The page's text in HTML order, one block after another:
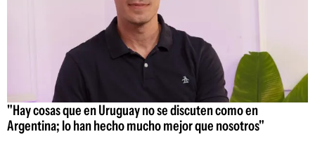
"Hay cosas que en Uruguay no se discuten como en
Argentina; lo han hecho mucho mejor que nosotros"